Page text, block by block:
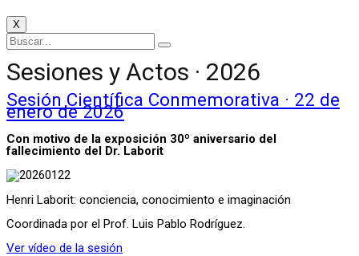
X
Sesiones y Actos · 2026
Sesión Científica Conmemorativa · 22 de
enero de 2026
Con motivo de la exposición 30º aniversario del
fallecimiento del Dr. Laborit
Henri Laborit: conciencia, conocimiento e imaginación
Coordinada por el Prof. Luis Pablo Rodríguez.
Ver vídeo de la sesión